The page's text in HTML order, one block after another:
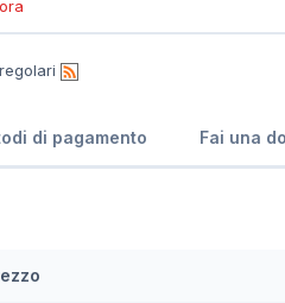
di pagamento Fai una